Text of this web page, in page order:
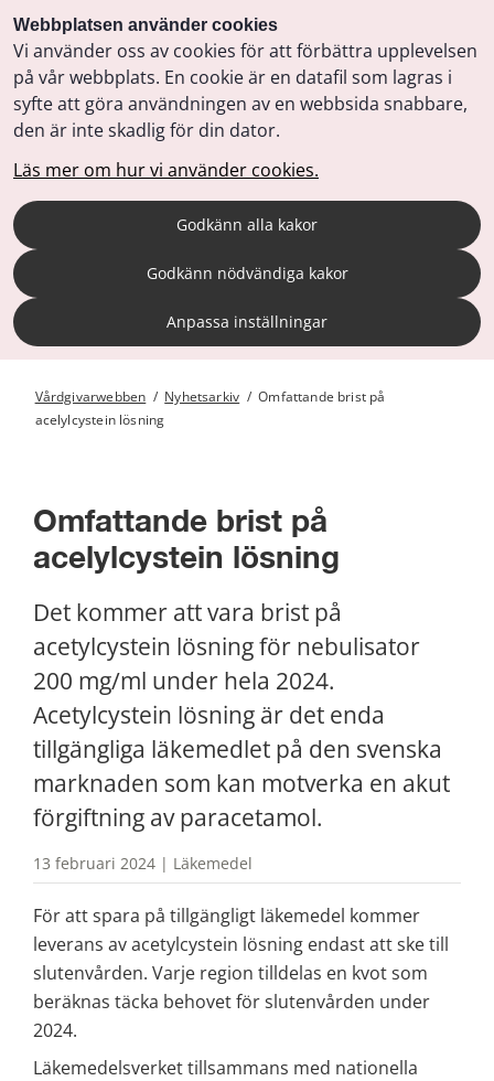
Webbplatsen använder cookies
Vi använder oss av cookies för att förbättra upplevelsen
på vår webbplats. En cookie är en datafil som lagras i
syfte att göra användningen av en webbsida snabbare,
den är inte skadlig för din dator.
Läs mer om hur vi använder cookies.
Godkänn alla kakor
Godkänn nödvändiga kakor
Anpassa inställningar
Vårdgivarwebben / Nyhetsarkiv / Omfattande brist på
acelylcystein lösning
Omfattande brist på
acelylcystein lösning
Det kommer att vara brist på
acetylcystein lösning för nebulisator
200 mg/ml under hela 2024.
Acetylcystein lösning är det enda
tillgängliga läkemedlet på den svenska
marknaden som kan motverka en akut
förgiftning av paracetamol.
13 februari 2024 | Läkemedel
För att spara på tillgängligt läkemedel kommer
leverans av acetylcystein lösning endast att ske till
slutenvården. Varje region tilldelas en kvot som
beräknas täcka behovet för slutenvården under
2024.
Läkemedelsverket tillsammans med nationella